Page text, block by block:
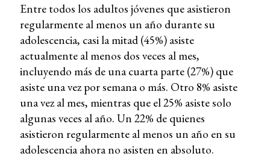
Entre todos los adultos jóvenes que asistieron
regularmente al menos un año durante su
adolescencia, casi la mitad (45%) asiste
actualmente al menos dos veces al mes,
incluyendo más de una cuarta parte (27%) que
asiste una vez por semana o más. Otro 8% asiste
una vez al mes, mientras que el 25% asiste solo
algunas veces al año. Un 22% de quienes
asistieron regularmente al menos un año en su
adolescencia ahora no asisten en absoluto.